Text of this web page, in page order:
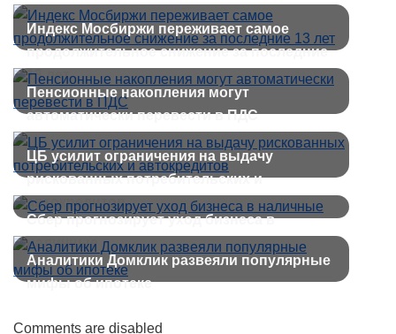
Индекс Мосбиржи переживает самое
продолжительное снижение за последние
13 лет
Пенсионные накопления могут
автоматически перевести в ПДС
ЦБ усилит ограничения на выдачу
рискованных потребительских и
автокредитов
Сбер прогнозирует уход бизнеса в
наличные
Аналитики Домклик развеяли популярные
мифы об ипотеке
Comments are disabled